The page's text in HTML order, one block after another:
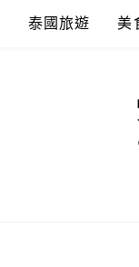
泰國旅遊 美